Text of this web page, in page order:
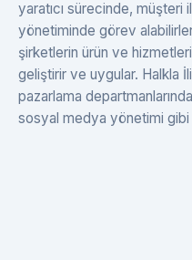
yaratıcı sürecinde, müşteri
yönetiminde görev
şirketlerin ürün ve
geliştirir ve uygular. Halkla
pazarlama
sosyal medya yönetimi gibi